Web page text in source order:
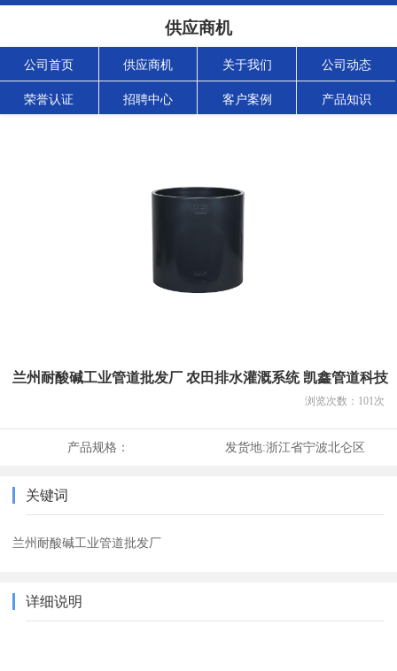
供应商机
公司首页 供应商机 关于我们 公司动态
荣誉认证 招聘中心 客户案例 产品知识
兰州耐酸碱工业管道批发厂 农田排水灌溉系统 凯鑫管道科技
浏览次数： 101次
产品规格： 发货地:浙江省宁波北仑区
关键词
兰州耐酸碱工业管道批发厂
详细说明